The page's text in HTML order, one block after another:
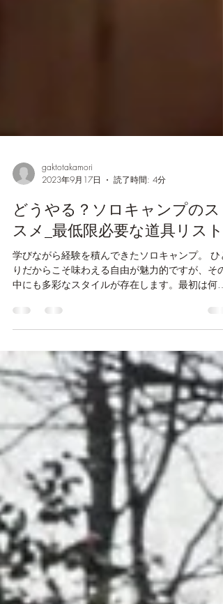
2023年9月17日
読了時間: 4分
どうやる？ソロキャンプのス
スメ_最低限必要な道具リスト
学びながら経験を積んできたソロキャンプ。 ひと
中にも多彩なスタイルが存在します。最初は何を
どう選べばいいのか迷うこともあったのですが、
この記事でソロキャンプのさまざまなスタイルや
必要な道具、やり方について共有していきたいと
思います...